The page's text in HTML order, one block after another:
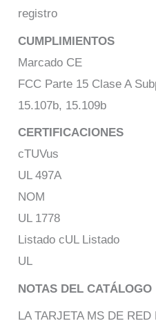
registro
CUMPLIMIENTOS
Marcado CE
FCC Parte 15 Clase A
15.107b, 15.109b
CERTIFICACIONES
cTUVus
UL 497A
NOM
UL 1778
Listado cUL Listado
UL
NOTAS DELCATÁLOGO
LA TARJETA MS DE